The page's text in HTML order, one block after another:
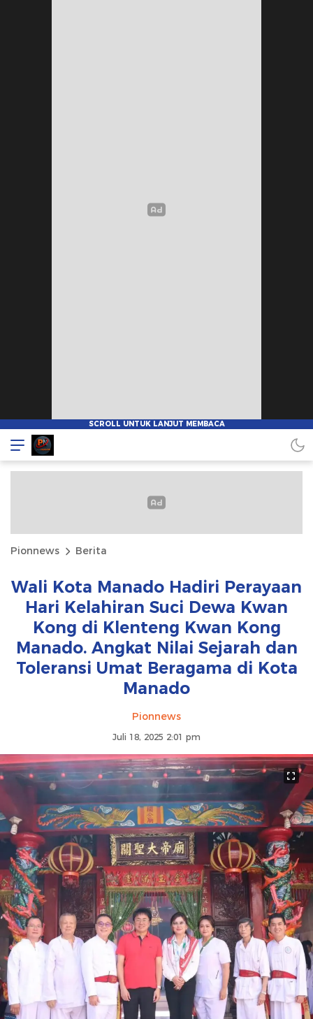
Pionnews Berita
Wali Kota Manado Hadiri Perayaan
Hari Kelahiran Suci Dewa Kwan
Kong di Klenteng Kwan Kong
Manado. Angkat Nilai Sejarah dan
Toleransi Umat Beragama di Kota
Manado
Pionnews
Juli 18, 2025 2:01 pm